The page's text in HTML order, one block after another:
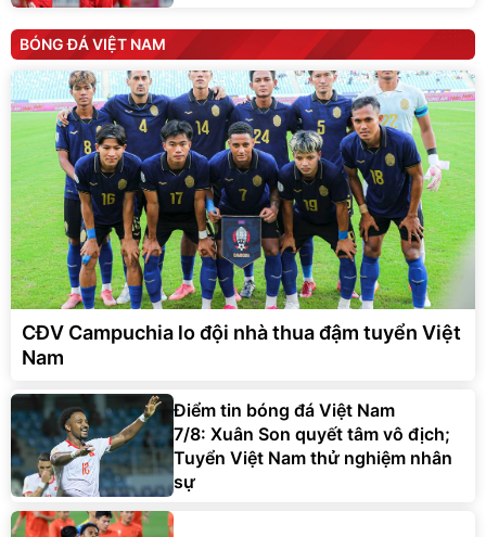
BÓNG ĐÁ VIỆT NAM
CĐV Campuchia lo đội nhà thua đậm tuyển Việt
Nam
Điểm tin bóng đá Việt Nam
7/8: Xuân Son quyết tâm vô địch;
Tuyển Việt Nam thử nghiệm nhân
sự